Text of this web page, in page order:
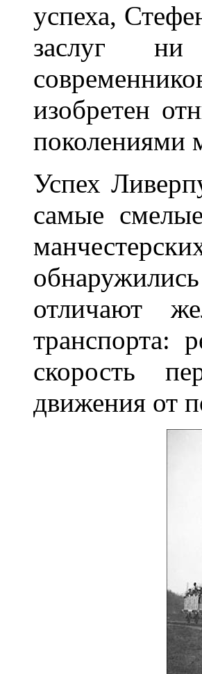
успеха,
заслуг ни
изобретен
поколениями
Успех
самые
отличают
транспорта:
скорость
движения от